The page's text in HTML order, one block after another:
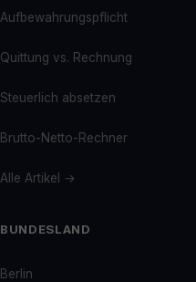
Aufbewahrungspflicht
Quittung vs. Rechnung
Steuerlich absetzen
Brutto-Netto-Rechner
Alle Artikel →
BUNDESLAND
Berlin